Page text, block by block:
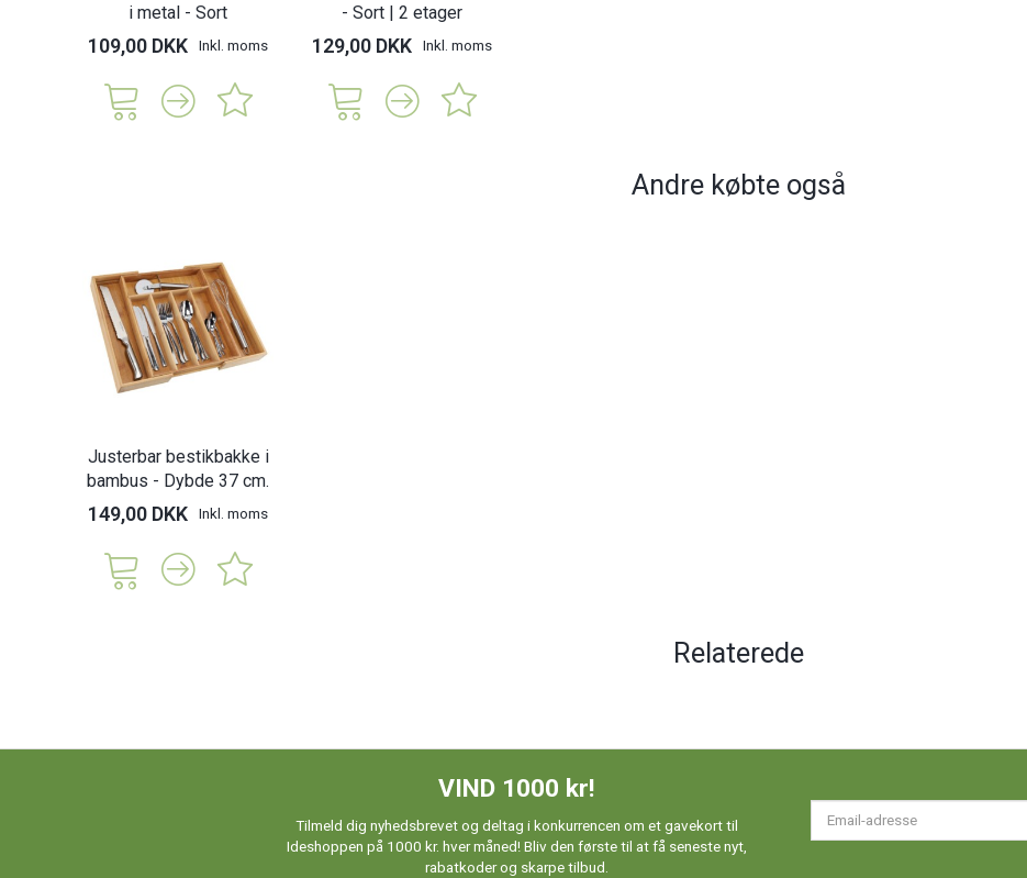
i metal - Sort
109,00 DKK Inkl. moms
- Sort | 2 etager
129,00 DKK Inkl. moms
Andre købte også
Justerbar bestikbakke i
bambus - Dybde 37 cm.
149,00 DKK Inkl. moms
Relaterede
VIND 1000 kr!
Tilmeld dig nyhedsbrevet og deltag i konkurrencen om et gavekort til
Ideshoppen på 1000 kr. hver måned! Bliv den første til at få seneste nyt,
rabatkoder og skarpe tilbud.